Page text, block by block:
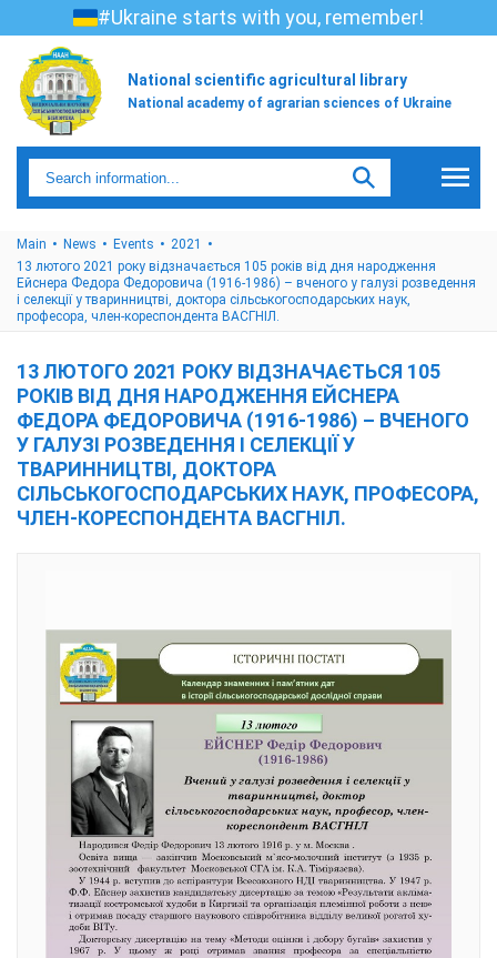
#Ukraine starts with you, remember!
National scientific agricultural library
National academy of agrarian sciences of Ukraine
Main News Events
2021
13 лютого 2021 року відзначається 105 років від дня народження
Ейснера Федора Федоровича (1916-1986) – вченого у галузі розведення
і селекції у тваринництві, доктора сільськогосподарських наук,
професора, член-кореспондента ВАСГНІЛ.
13 ЛЮТОГО 2021 РОКУ ВІДЗНАЧАЄТЬСЯ 105
РОКІВ ВІД ДНЯ НАРОДЖЕННЯ ЕЙСНЕРА
ФЕДОРА ФЕДОРОВИЧА (1916-1986) – ВЧЕНОГО
У ГАЛУЗІ РОЗВЕДЕННЯ І СЕЛЕКЦІЇ У
ТВАРИННИЦТВІ, ДОКТОРА
СІЛЬСЬКОГОСПОДАРСЬКИХ НАУК, ПРОФЕСОРА,
ЧЛЕН-КОРЕСПОНДЕНТА ВАСГНІЛ.